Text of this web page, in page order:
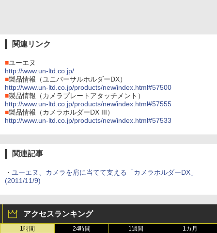
関連リンク
■ユーエヌ
http://www.un-ltd.co.jp/
■製品情報（ユニバーサルホルダーDX）
http://www.un-ltd.co.jp/products/new/index.html#57500
■製品情報（カメラプレートアタッチメント）
http://www.un-ltd.co.jp/products/new/index.html#57555
■製品情報（カメラホルダーDX III）
http://www.un-ltd.co.jp/products/new/index.html#57533
関連記事
・ ユーエヌ、カメラを肩に当てて支える「カメラホルダーDX」
(2011/11/9)
アクセスランキング
1時間 24時間 1週間 1カ月